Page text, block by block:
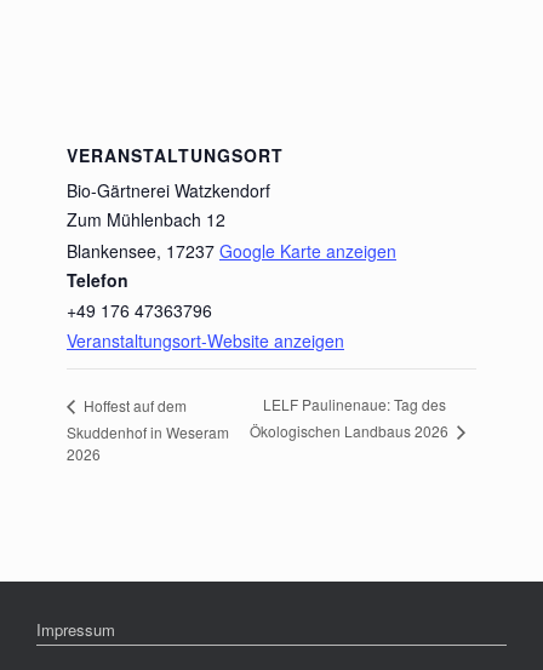
VERANSTALTUNGSORT
Bio-Gärtnerei Watzkendorf
Zum Mühlenbach 12
Blankensee, 17237 Google Karte anzeigen
Telefon
+49 176 47363796
Veranstaltungsort-Website anzeigen
Hoffest auf dem
Skuddenhof in Weseram
2026
LELF Paulinenaue: Tag des
Ökologischen Landbaus 2026
Impressum